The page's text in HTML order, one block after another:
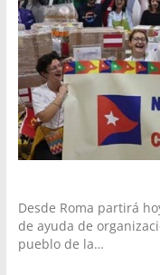
Desde Roma partirá
de ayuda de
pueblo de la…